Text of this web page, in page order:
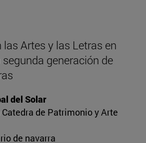
las Artes y las Letras en
generación de
del Solar
de Patrimonio y Arte
de navarra